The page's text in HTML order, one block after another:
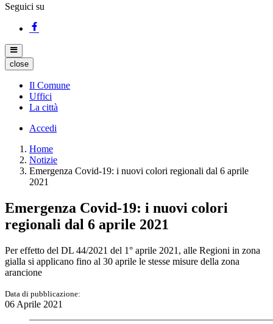
Seguici su
close
Il Comune
Uffici
La città
Accedi
Home
Notizie
Emergenza Covid-19: i nuovi colori regionali dal 6 aprile
2021
Emergenza Covid-19: i nuovi colori
regionali dal 6 aprile 2021
Per effetto del DL 44/2021 del 1° aprile 2021, alle Regioni in zona
gialla si applicano fino al 30 aprile le stesse misure della zona
arancione
Data di pubblicazione:
06 Aprile 2021